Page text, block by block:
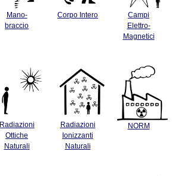
Mano-
braccio
Corpo Intero
Campi
Elettro-
Magnetici
Radiazioni
Ottiche
Naturali
Radiazioni
Ionizzanti
Naturali
NORM